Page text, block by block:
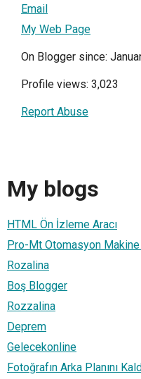
Email
My Web Page
On Blogger since:
Profile views: 3,023
Report Abuse
My blogs
HTML Ön İzleme Aracı
Pro-Mt Otomasyon
Rozalina
Boş Blogger
Rozzalina
Deprem
Gelecekonline
Fotoğrafın Arka Planını